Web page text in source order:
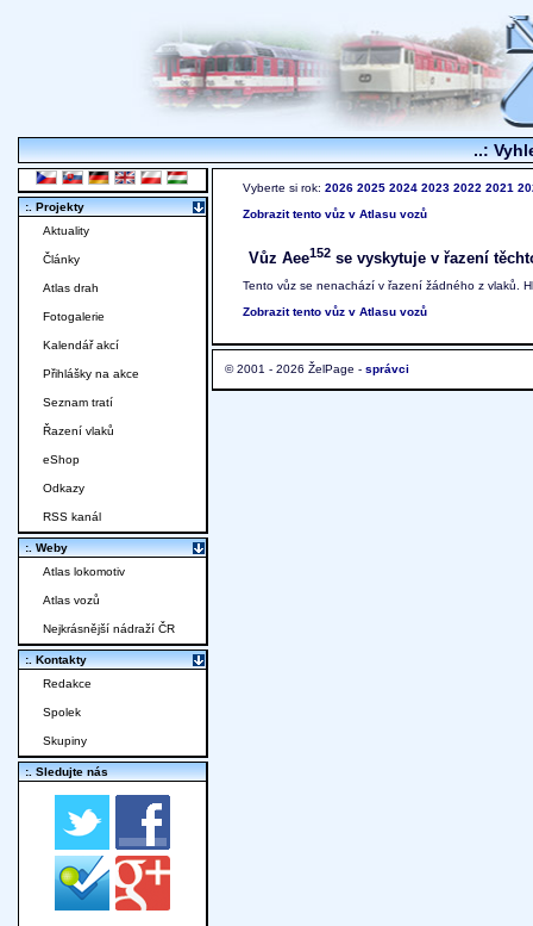
..:
Vyberte si rok: 2026 2025 2024 2023 2022 2021
Zobrazit tento vůz v Atlasu vozů
Vůz Aee152 se vyskytuje v řazení
Tento vůz se nenachází v řazení žádného z vlaků.
Zobrazit tento vůz v Atlasu vozů
© 2001 - 2026 ŽelPage - správci
:. Projekty
Aktuality
Články
Atlas drah
Fotogalerie
Kalendář akcí
Přihlášky na akce
Seznam tratí
Řazení vlaků
eShop
Odkazy
RSS kanál
:. Weby
Atlas lokomotiv
Atlas vozů
Nejkrásnější nádraží ČR
:. Kontakty
Redakce
Spolek
Skupiny
:. Sledujte nás